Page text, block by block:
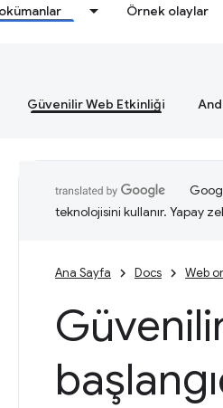
Örnek olaylar
Güvenilir Web Etkinliği
teknolojisini kullanır. Yapay
Ana Sayfa Docs Web